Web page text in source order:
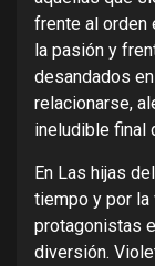
frente al orden
la pasión y
desandados
relacionarse,
ineludible final
En Las hijas
tiempo y por la
protagonistas
diversión.